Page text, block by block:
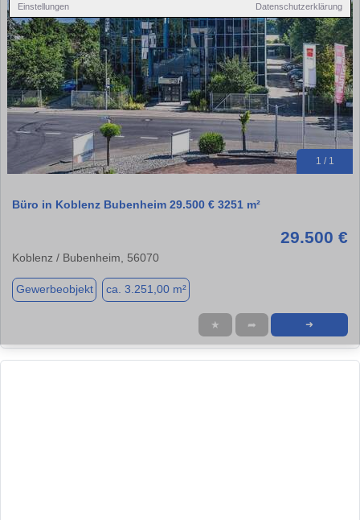
Einstellungen Datenschutzerklärung
1 / 1
Büro in Koblenz Bubenheim 29.500 € 3251 m²
29.500 €
Koblenz / Bubenheim, 56070
Gewerbeobjekt ca. 3.251,00 m²
★ ➦ ➜